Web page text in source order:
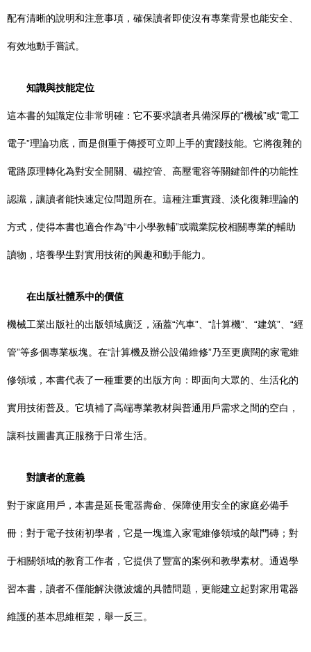
配有清晰的說明和注意事項，確保讀者即使沒有專業背景也能安全、
有效地動手嘗試。
知識與技能定位
這本書的知識定位非常明確：它不要求讀者具備深厚的“機械”或“電工
電子”理論功底，而是側重于傳授可立即上手的實踐技能。它將復雜的
電路原理轉化為對安全開關、磁控管、高壓電容等關鍵部件的功能性
認識，讓讀者能快速定位問題所在。這種注重實踐、淡化復雜理論的
方式，使得本書也適合作為“中小學教輔”或職業院校相關專業的輔助
讀物，培養學生對實用技術的興趣和動手能力。
在出版社體系中的價值
機械工業出版社的出版領域廣泛，涵蓋“汽車”、“計算機”、“建筑”、“經
管”等多個專業板塊。在“計算機及辦公設備維修”乃至更廣闊的家電維
修領域，本書代表了一種重要的出版方向：即面向大眾的、生活化的
實用技術普及。它填補了高端專業教材與普通用戶需求之間的空白，
讓科技圖書真正服務于日常生活。
對讀者的意義
對于家庭用戶，本書是延長電器壽命、保障使用安全的家庭必備手
冊；對于電子技術初學者，它是一塊進入家電維修領域的敲門磚；對
于相關領域的教育工作者，它提供了豐富的案例和教學素材。通過學
習本書，讀者不僅能解決微波爐的具體問題，更能建立起對家用電器
維護的基本思維框架，舉一反三。